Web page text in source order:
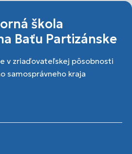
škola
Baťu Partizánske
v zriaďovateľskej pôsobnosti
samosprávneho kraja